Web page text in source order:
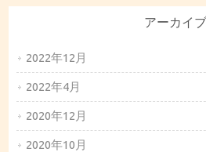
アーカイブ
2022年12月
2022年4月
2020年12月
2020年10月